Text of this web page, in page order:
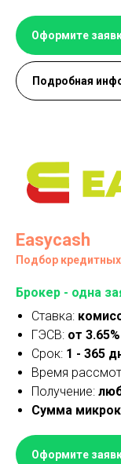
Оформите
Подробная
Easycash
Подбор
Брокер - одна
Ставка:
ГЭСВ: от
Срок: 1 - 365
Время
Получение:
Сумма
Оформите